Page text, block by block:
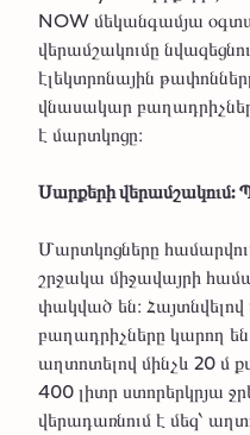
NOW մեկանգամյա
վերամշակումը
էլեկտրոնային
վնասակար
է մարտկոցը։
Սարքերի վերամշակում:
Մարտկոցները
շրջակա միջավայրի
փակված են։
բաղադրիչները կարող
աղտոտելով մինչև 20 մ
400 լիտր ստորերկրյա
վերադառնում է մեզ՝